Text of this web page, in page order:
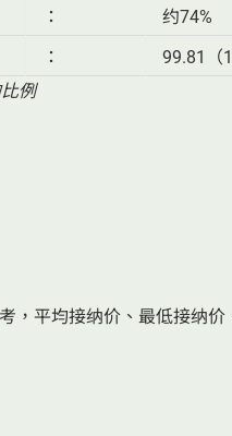
：
约74%
： 99.81（
例
，平均接纳价、最低接纳